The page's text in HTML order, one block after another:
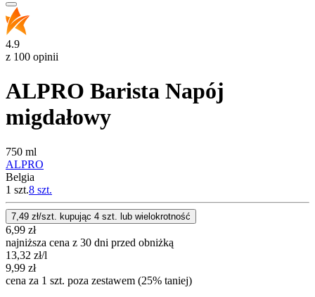
4.9
z 100 opinii
ALPRO Barista Napój
migdałowy
750 ml
ALPRO
Belgia
1 szt.8 szt.
7,49 zł/szt. kupując 4 szt. lub wielokrotność
6,99 zł
najniższa cena z 30 dni przed obniżką
13,32 zł/l
9,99 zł
cena za 1 szt. poza zestawem (25% taniej)